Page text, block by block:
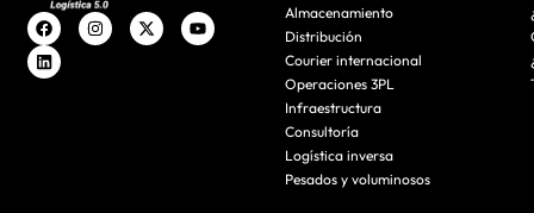
Almacenamiento
Distribución
Courier internacional
Operaciones 3PL
Infraestructura
Consultoría
Logística inversa
Pesados y voluminosos